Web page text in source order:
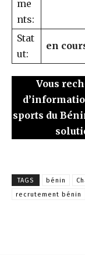
me
nts:
Stat
ut:
en
Vous
sports du
TAGS bénin
recrutement bénin